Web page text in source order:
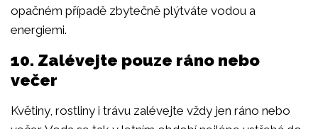
opačném případě zbytečně plýtváte vodou a
energiemi.
10. Zalévejte pouze ráno nebo
večer
Květiny, rostliny i trávu zalévejte vždy jen ráno nebo